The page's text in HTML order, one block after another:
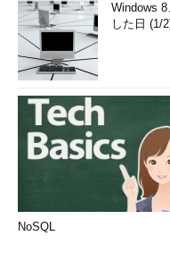
Windows
した日 (1/
NoSQL